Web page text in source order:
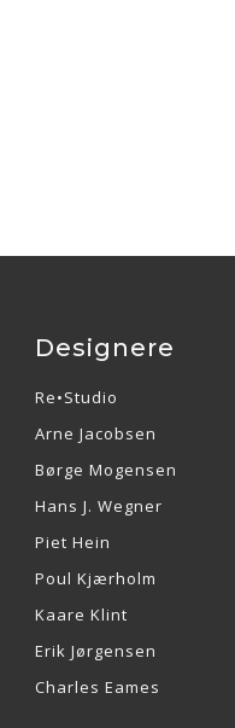
Designere
Re•Studio
Arne Jacobsen
Børge Mogensen
Hans J. Wegner
Piet Hein
Poul Kjærholm
Kaare Klint
Erik Jørgensen
Charles Eames